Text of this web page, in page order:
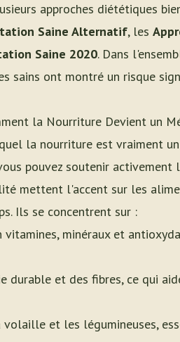
approches diététiques
Saine Alternatif, les
Saine 2020. Dans
sains ont montré un risque
la Nourriture Devient un
la nourriture est vraiment
pouvez soutenir
mettent l'accent sur les
Ils se concentrent sur :
vitamines, minéraux et
durable et des fibres, ce qui
et les légumineuses,